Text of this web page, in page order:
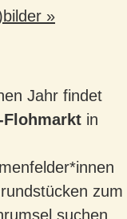
»
Jahr findet
Flohmarkt in
zum
suchen